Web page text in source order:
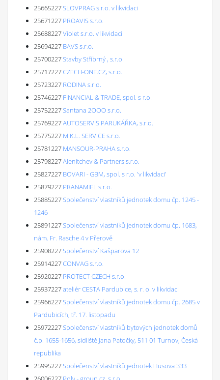
25665227SLOVPRAG s.r.o. v likvidaci
25671227 PROAVIS s.r.o.
25688227Violet s.r.o. v likvidaci
25694227 BAVS s.r.o.
25700227Stavby Stříbrný , s.r.o.
25717227CZECH-ONE.CZ, s.r.o.
25723227 RODINA s.r.o.
25746227 FINANCIAL & TRADE, spol. s r.o.
25752227Santana 2OOO s.r.o.
25769227AUTOSERVIS PARUKÁŘKA, s.r.o.
25775227 M.K.L. SERVICE s.r.o.
25781227 MANSOUR-PRAHA s.r.o.
25798227Alenitchev & Partners s.r.o.
25827227 BOVARI - GBM, spol. s r.o. 'v likvidaci'
25879227 PRANAMIEL s.r.o.
25885227Společenství vlastníků jednotek domu čp. 1245 -
1246
25891227Společenství vlastníků jednotek domu čp. 1683,
nám. Fr. Rasche 4 v Přerově
25908227Společenství Kašparova 12
25914227CONVAG s.r.o.
25920227 PROTECT CZECH s.r.o.
25937227ateliér CESTA Pardubice, s. r. o. v likvidaci
25966227Společenství vlastníků jednotek domu čp. 2685 v
Pardubicích, tř. 17. listopadu
25972227Společenství vlastníků bytových jednotek domů
č.p. 1655-1656, sídliště Jana Patočky, 511 01 Turnov, Česká
republika
25995227Společenství vlastníků jednotek Husova 333